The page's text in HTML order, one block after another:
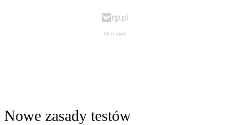
Nowe zasady testów